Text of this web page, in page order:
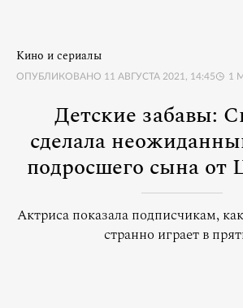
Кино и сериалы
ОПУБЛИКОВАНО 11 АВГУСТА 2021, 14:45 1
Детские забавы:
сделала
подросшего сына от
Актриса показала подписчикам,
странно играет в